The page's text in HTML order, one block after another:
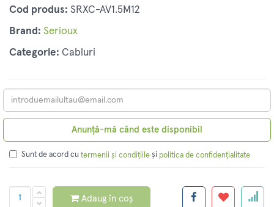
Cod produs: SRXC-AV1.5M12
Brand: Serioux
Categorie: Cabluri
Anunță-mă când este disponibil
Sunt de acord cu termenii și condițiile și politica de confidențialitate
Adaug în coș